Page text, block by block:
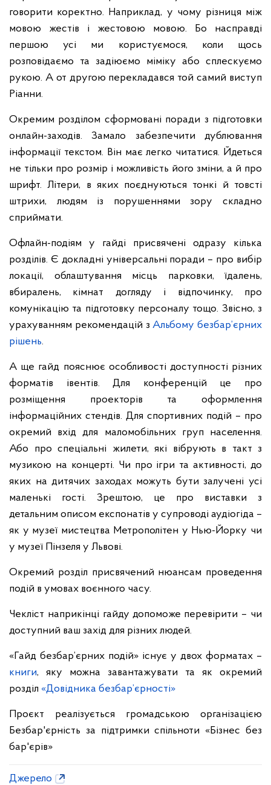
говорити коректно. Наприклад, у чому різниця між
мовою жестів і жестовою мовою. Бо насправді
першою усі ми користуємося, коли щось
розповідаємо та задіюємо міміку або сплескуємо
рукою. А от другою перекладався той самий виступ
Ріанни.
Окремим розділом сформовані поради з підготовки
онлайн-заходів. Замало забезпечити дублювання
інформації текстом. Він має легко читатися. Йдеться
не тільки про розмір і можливість його зміни, а й про
шрифт. Літери, в яких поєднуються тонкі й товсті
штрихи, людям із порушеннями зору складно
сприймати.
Офлайн-подіям у гайді присвячені одразу кілька
розділів. Є докладні універсальні поради – про вибір
локації, облаштування місць парковки, їдалень,
вбиралень, кімнат догляду і відпочинку, про
комунікацію та підготовку персоналу тощо. Звісно, з
урахуванням рекомендацій зАльбому безбар’єрних
рішень.
А ще гайд пояснює особливості доступності різних
форматів івентів. Для конференцій це про
розміщення проекторів та оформлення
інформаційних стендів. Для спортивних подій – про
окремий вхід для маломобільних груп населення.
Або про спеціальні жилети, які вібрують в такт з
музикою на концерті. Чи про ігри та активності, до
яких на дитячих заходах можуть бути залучені усі
маленькі гості. Зрештою, це про виставки з
детальним описом експонатів у супроводі аудіогіда –
як у музеї мистецтва Метрополітен у Нью-Йорку чи
у музеї Пінзеля у Львові.
Окремий розділ присвячений нюансам проведення
подій в умовах воєнного часу.
Чекліст наприкінці гайду допоможе перевірити – чи
доступний ваш захід для різних людей.
«Гайд безбар’єрних подій» існує у двох форматах –
книги, яку можна завантажувати та як окремий
розділ «Довідника безбар’єрності»
Проєкт реалізується громадською організацією
Безбар'єрність за підтримки спільноти «Бізнес без
бар'єрів»
Джерело